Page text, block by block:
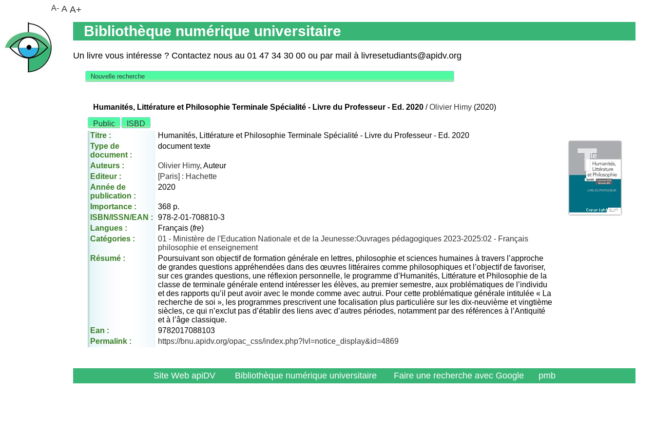
Bibliothèque numérique universitaire
Un livre vous intéresse ? Contactez nous au 01 47 34 30 00 ou par mail à livresetudiants@apidv.org
Nouvelle recherche
Humanités, Littérature et Philosophie Terminale Spécialité - Livre du Professeur - Ed. 2020 /Olivier Himy (2020)
Public
ISBD
Titre :
Humanités, Littérature et Philosophie Terminale Spécialité - Livre du Professeur - Ed. 2020
Type de
document :
document texte
Auteurs : Olivier Himy, Auteur
Editeur :
[Paris] : Hachette
Année de
publication :
2020
Importance :
368 p.
ISBN/ISSN/EAN :
978-2-01-708810-3
Langues :
Français (fre)
Catégories :
01 - Ministère de l'Education Nationale et de la Jeunesse:Ouvrages pédagogiques 2023-2025:02 - Français
philosophie et enseignement
Résumé :
Poursuivant son objectif de formation générale en lettres, philosophie et sciences humaines à travers l’approche
de grandes questions appréhendées dans des œuvres littéraires comme philosophiques et l’objectif de favoriser,
sur ces grandes questions, une réflexion personnelle, le programme d’Humanités, Littérature et Philosophie de la
classe de terminale générale entend intéresser les élèves, au premier semestre, aux problématiques de l’individu
et des rapports qu’il peut avoir avec le monde comme avec autrui. Pour cette problématique générale intitulée « La
recherche de soi », les programmes prescrivent une focalisation plus particulière sur les dix-neuvième et vingtième
siècles, ce qui n’exclut pas d’établir des liens avec d’autres périodes, notamment par des références à l’Antiquité
et à l’âge classique.
Ean :
9782017088103
Permalink :
https://bnu.apidv.org/opac_css/index.php?lvl=notice_display&id=4869
Site Web apiDV Bibliothèque numérique universitaire Faire une recherche avec Google pmb
A- A A+